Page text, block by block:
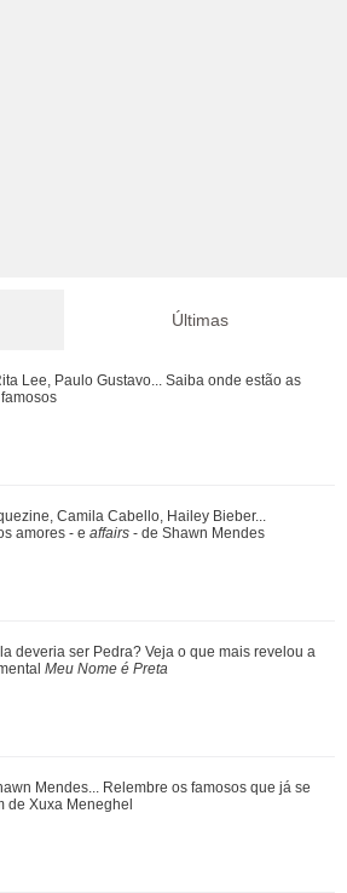
anuncia pausa na carreira após críticas ao
Camila Cabello, Hailey Bieber...
amores - e affairs - de Shawn ...
em que as cenas de sexo foram reais
faz desabafo em show sobre decisão de
Não foi uma reação...
Últimas
Lee, Paulo Gustavo... Saiba onde estão as
Camila Cabello, Hailey Bieber...
amores - e affairs - de Shawn Mendes
deveria ser Pedra? Veja o que mais revelou a
Meu Nome é Preta
Mendes... Relembre os famosos que já se
de Xuxa Meneghel